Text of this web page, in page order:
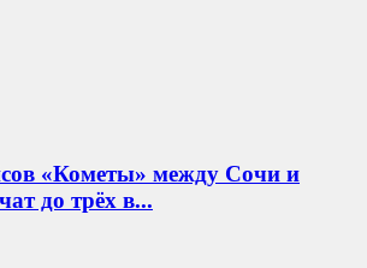
«Кометы» между Сочи и
до трёх в...